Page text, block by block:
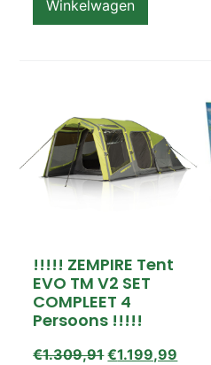
Winkelwagen
!!!!! ZEMPIRE Tent
EVO TM V2 SET
COMPLEET 4
Persoons !!!!!
€1.309,91 €1.199,99